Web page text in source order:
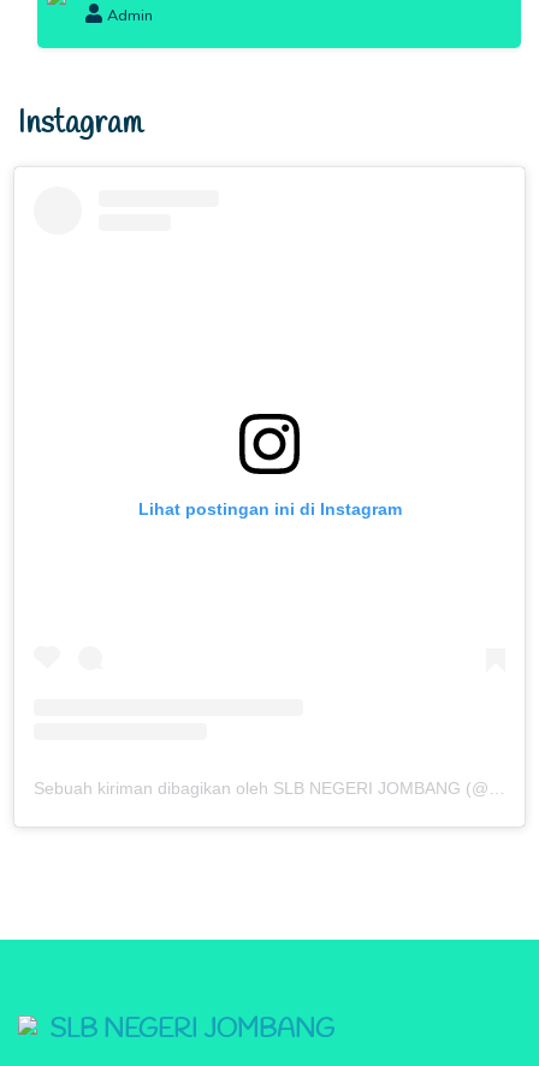
Admin
Instagram
Lihat postingan ini di Instagram
Sebuah kiriman dibagikan oleh SLB NEGERI JOMBANG (@slbn_jombang)
SLB NEGERI JOMBANG